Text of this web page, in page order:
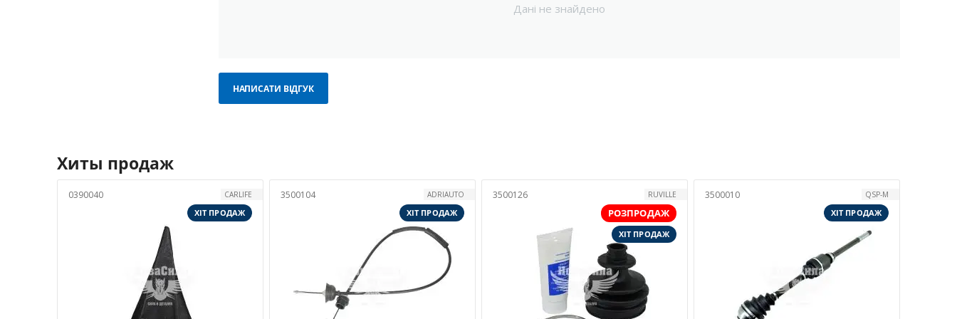
Дані не знайдено
НАПИСАТИ ВІДГУК
Хиты продаж
0390040
CARLIFE
ХІТ ПРОДАЖ
3500104
ADRIAUTO
ХІТ ПРОДАЖ
3500126 RUVILLE
РОЗПРОДАЖ
ХІТ ПРОДАЖ
3500010
QSP-M
ХІТ ПРОДАЖ